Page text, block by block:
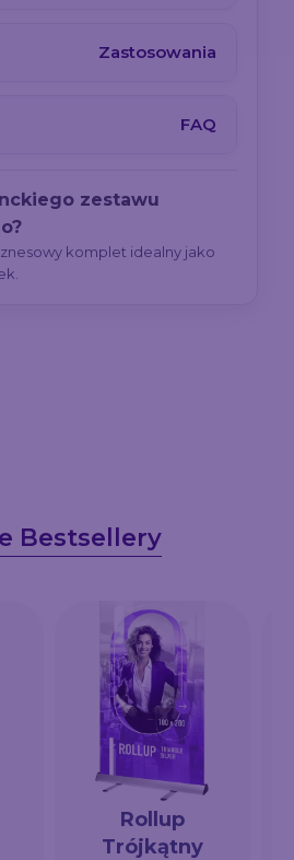
Zastosowania
FAQ
zestawu
komplet idealny jako
Bestsellery
Rollup
Trójkątny